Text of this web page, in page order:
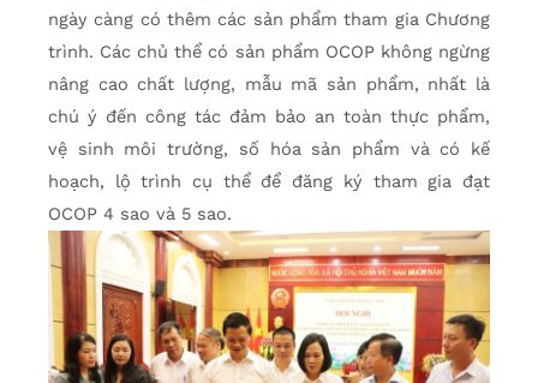
ngày càng có thêm các sản phẩm tham gia Chương
trình. Các chủ thể có sản phẩm OCOP không ngừng
nâng cao chất lượng, mẫu mã sản phẩm, nhất là
chú ý đến công tác đảm bảo an toàn thực phẩm,
vệ sinh môi trường, số hóa sản phẩm và có kế
hoạch, lộ trình cụ thể để đăng ký tham gia đạt
OCOP 4 sao và 5 sao.